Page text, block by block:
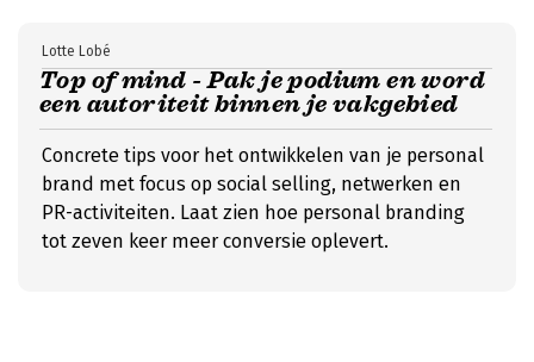
Top of mind - Pak je podium en word
een autoriteit binnen je vakgebied
Lotte Lobé
Concrete tips voor het ontwikkelen van je personal
brand met focus op social selling, netwerken en
PR-activiteiten. Laat zien hoe personal branding
tot zeven keer meer conversie oplevert.